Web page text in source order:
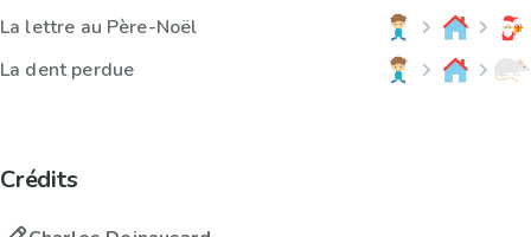
La lettre au Père-Noël
La dent perdue
Crédits